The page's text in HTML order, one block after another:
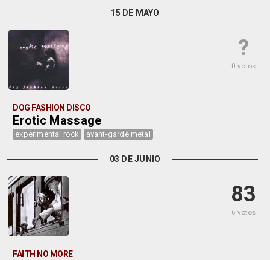
15 DE MAYO
?
0 votos
DOG FASHION DISCO
Erotic Massage
experimental rock avant-garde metal
03 DE JUNIO
83
6 votos
FAITH NO MORE